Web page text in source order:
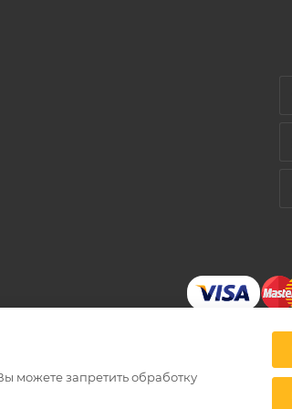
можете запретить обработку